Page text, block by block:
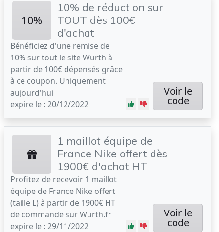
10%
10% de réduction sur
TOUT dès 100€
d'achat
Bénéficiez d'une remise de
10% sur tout le site Wurth à
partir de 100€ dépensés grâce
à ce coupon. Uniquement
aujourd'hui
expire le : 20/12/2022
Voir le
code
1 maillot équipe de
France Nike offert dès
1900€ d'achat HT
Profitez de recevoir 1 maillot
équipe de France Nike offert
(taille L) à partir de 1900€ HT
de commande sur Wurth.fr
expire le : 29/11/2022
Voir le
code